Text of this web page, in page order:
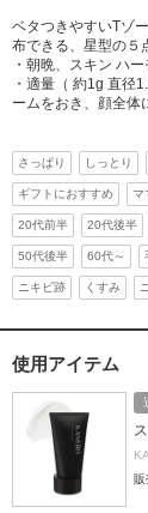
ベタつきやすいTゾ
布できる、星型の５
・朝晩、スキン ハ
・適量（ 約1g 直径
ームをおき、顔全体
さっぱり しっとり
ギフトにおすすめ マ
20代前半 20代後半
50代後半 60代～
ニキビ跡 くすみ
使用アイテム
販